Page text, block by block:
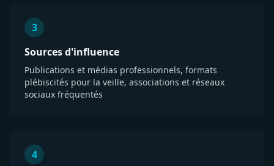
3
Sources d'influence
Publications et médias professionnels, formats
plébiscités pour la veille, associations et réseaux
sociaux fréquentés
4